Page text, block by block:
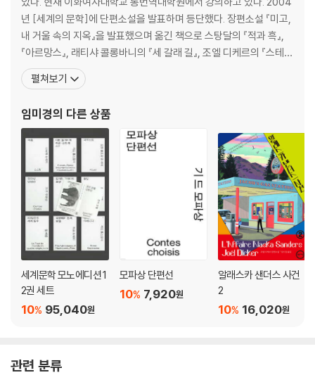
년 [세계의 문학]에 단편소설을 발표하며 등단했다. 장편소설 『미고,
내 거울 속의 지옥』을 발표했으며 옮긴 책으로 스탕달의 『적과 흑』,
『아르망스』, 래티샤 콜롱바니의 『세 갈래 길』, 조엘 디케르의 『스테파
니 메일러 실종사건』, 『볼티모어의 서』, 르 클레지오의 『열병』, 콜레
트의 『암고양이』, 마리 다리외세크의 『남자를 사랑해야 한다』, 그웨
르루아의 『앨라배마 송』, 곰브로비치의
펼쳐보기
임미경의 다른 상품
세계문학 모노에디션 1
2권 세트
95,040원
10%
모파상 단편선
7,920원
10%
알래스카 샌더스 사건
2
16,020원
10%
관련 분류